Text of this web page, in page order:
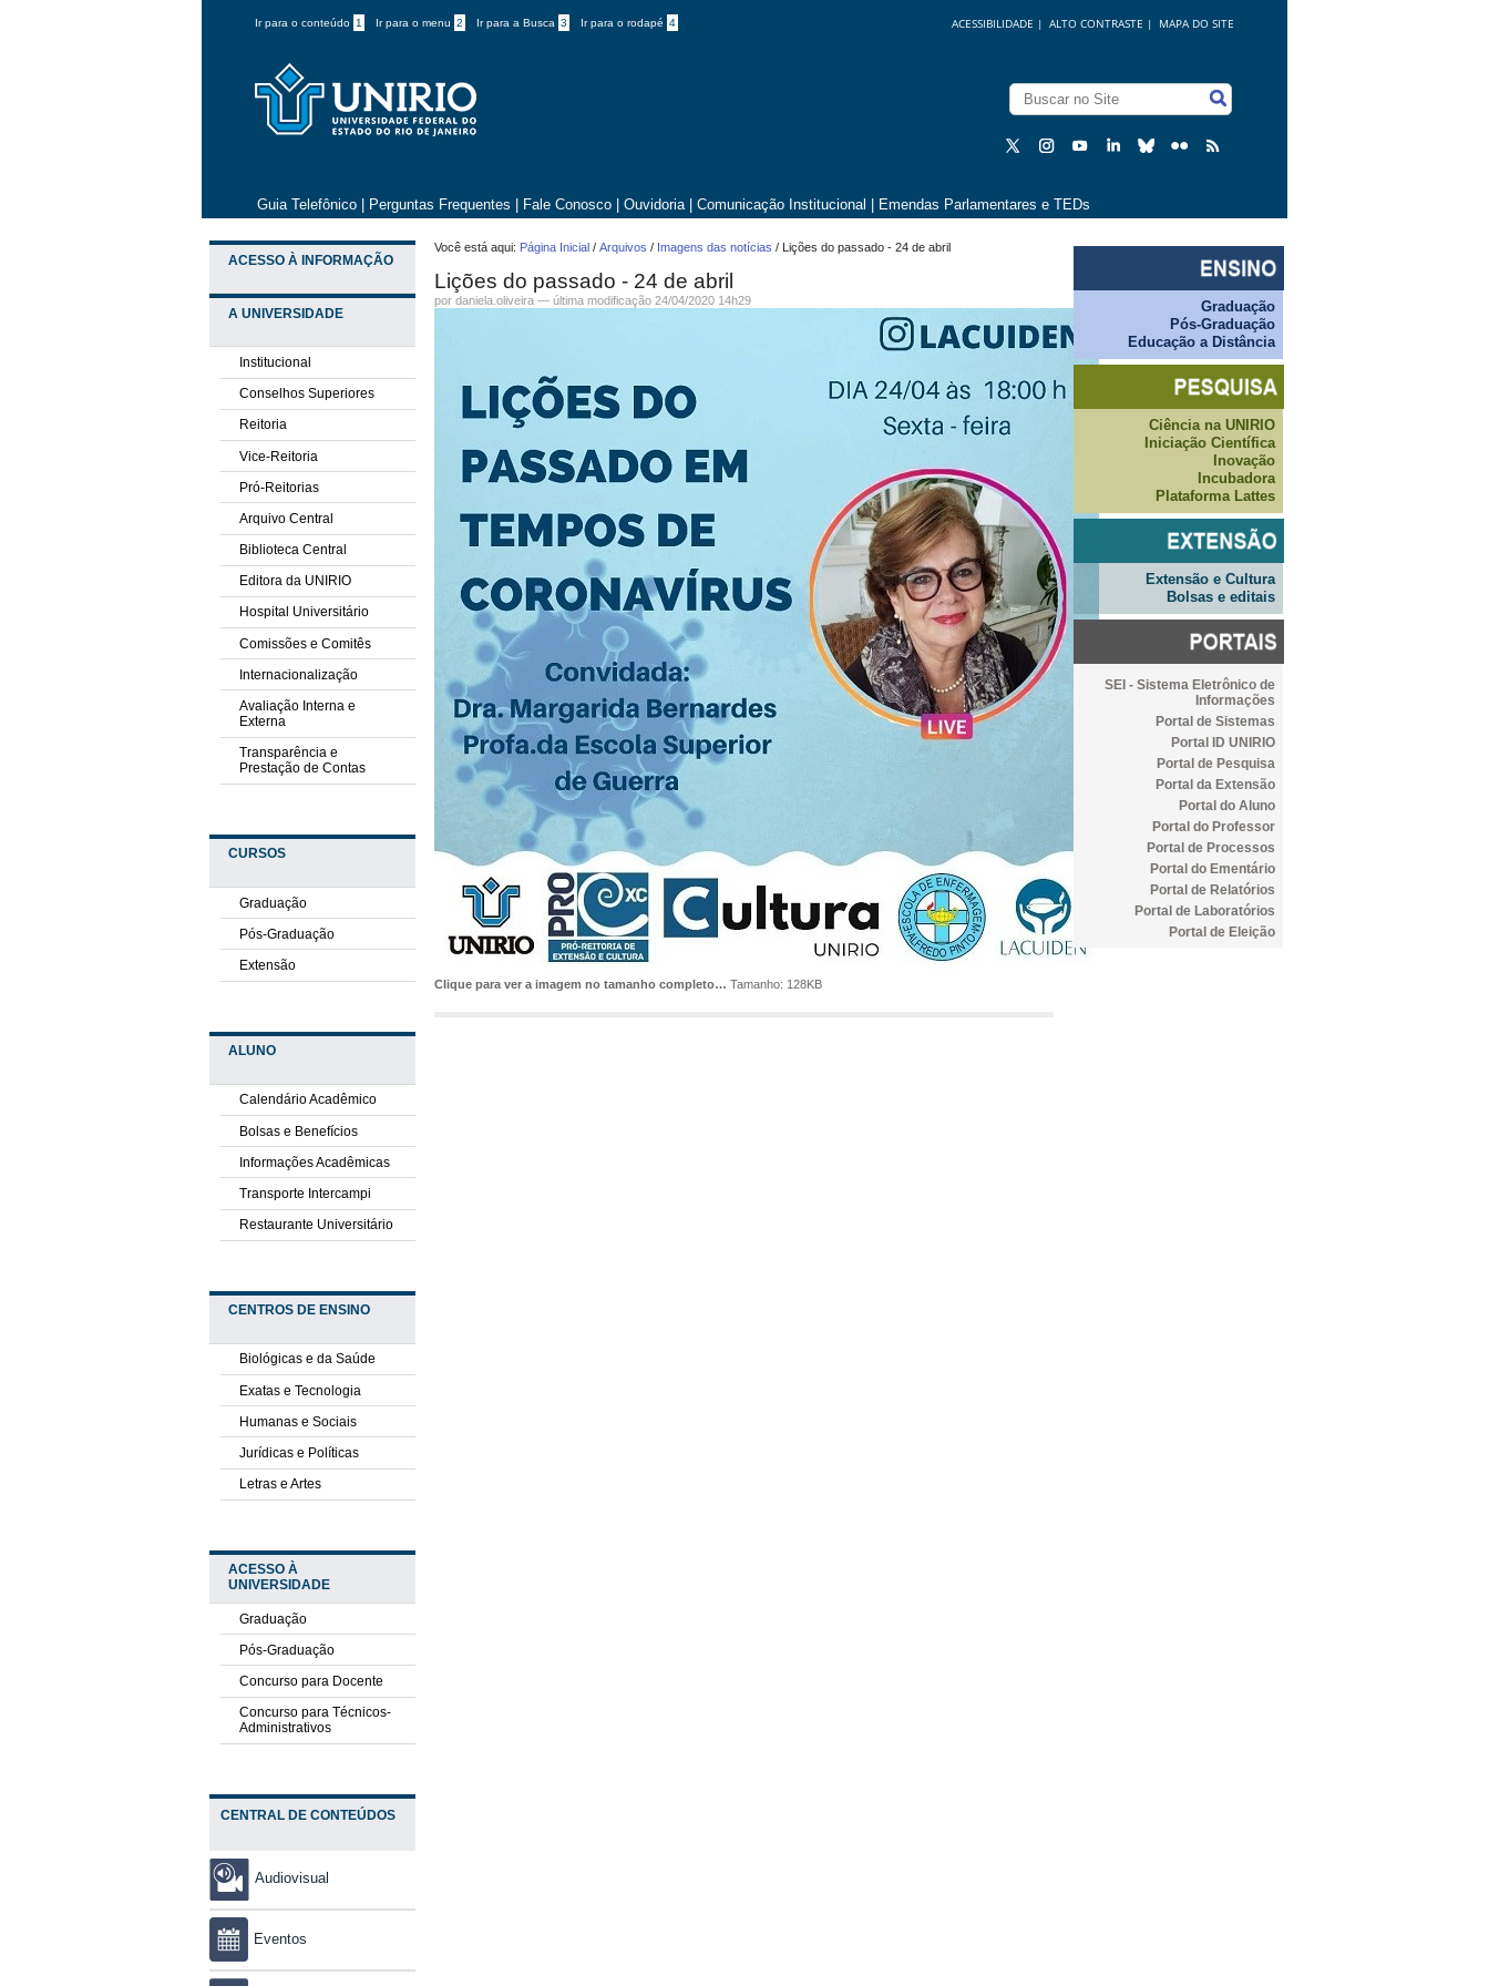
Ir para o conteúdo 1 Ir para o menu 2 Ir para a Busca 3 Ir para o rodapé 4 MAPA DO SITE
ALTO CONTRASTE |
ACESSIBILIDADE |
Guia Telefônico Perguntas Frequentes Fale Conosco Ouvidoria Comunicação Institucional Emendas Parlamentares e TEDs
ACESSO À INFORMAÇÃO
A UNIVERSIDADE
Institucional
Conselhos Superiores
Reitoria
Vice-Reitoria
Pró-Reitorias
Arquivo Central
Biblioteca Central
Editora da UNIRIO
Hospital Universitário
Comissões e Comitês
Internacionalização
Avaliação Interna e
Externa
Transparência e
Prestação de Contas
CURSOS
Graduação
Pós-Graduação
Extensão
ALUNO
Calendário Acadêmico
Bolsas e Benefícios
Informações Acadêmicas
Transporte Intercampi
Restaurante Universitário
CENTROS DE ENSINO
Biológicas e da Saúde
Exatas e Tecnologia
Humanas e Sociais
Jurídicas e Políticas
Letras e Artes
ACESSO À
UNIVERSIDADE
Graduação
Pós-Graduação
Concurso para Docente
Concurso para Técnicos-
Administrativos
CENTRAL DE CONTEÚDOS
Audiovisual
Eventos
Você está aqui: Página Inicial /Arquivos / Imagens das notícias / Lições do passado - 24 de abril
Lições do passado - 24 de abril
por daniela.oliveira —última modificação 24/04/2020 14h29
Clique para ver a imagem no tamanho completo… Tamanho: 128KB
Graduação
Pós-Graduação
Educação a Distância
Ciência na UNIRIO
Iniciação Científica
Inovação
Incubadora
Plataforma Lattes
Extensão e Cultura
Bolsas e editais
SEI - Sistema Eletrônico de
Informações
Portal de Sistemas
Portal ID UNIRIO
Portal de Pesquisa
Portal da Extensão
Portal do Aluno
Portal do Professor
Portal de Processos
Portal do Ementário
Portal de Relatórios
Portal de Laboratórios
Portal de Eleição